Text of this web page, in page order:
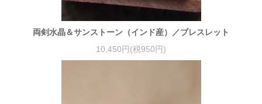
両剣水晶＆サンストーン（インド産）／ブレスレット
10,450円(税950円)